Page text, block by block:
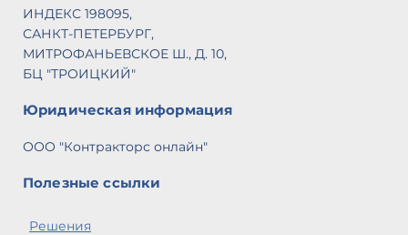
ИНДЕКС 198095,
САНКТ-ПЕТЕРБУРГ,
МИТРОФАНЬЕВСКОЕ Ш., Д. 10,
БЦ "ТРОИЦКИЙ"
Юридическая информация
ООО "Контракторс онлайн"
Полезные ссылки
Решения